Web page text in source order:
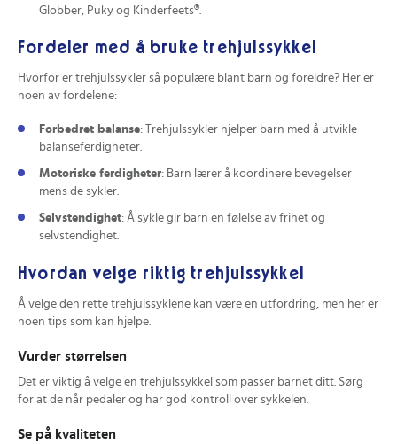
Globber, Puky og Kinderfeets®.
Fordeler med å bruke trehjulssykkel
Hvorfor er trehjulssykler så populære blant barn og foreldre? Her er
noen av fordelene:
Forbedret balanse: Trehjulssykler hjelper barn med å utvikle
balanseferdigheter.
Motoriske ferdigheter: Barn lærer å koordinere bevegelser
mens de sykler.
Selvstendighet: Å sykle gir barn en følelse av frihet og
selvstendighet.
Hvordan velge riktig trehjulssykkel
Å velge den rette trehjulssyklene kan være en utfordring, men her er
noen tips som kan hjelpe.
Vurder størrelsen
Det er viktig å velge en trehjulssykkel som passer barnet ditt. Sørg
for at de når pedaler og har god kontroll over sykkelen.
Se på kvaliteten